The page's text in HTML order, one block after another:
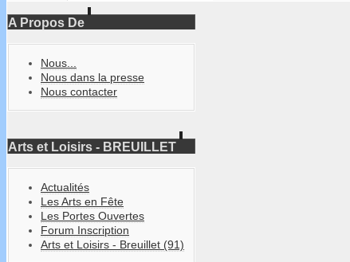
A Propos De
Nous...
Nous dans la presse
Nous contacter
Arts et Loisirs - BREUILLET
Actualités
Les Arts en Fête
Les Portes Ouvertes
Forum Inscription
Arts et Loisirs - Breuillet (91)